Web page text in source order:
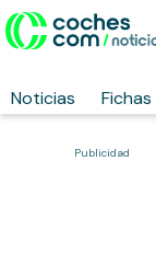
Noticias Fichas
Publicidad